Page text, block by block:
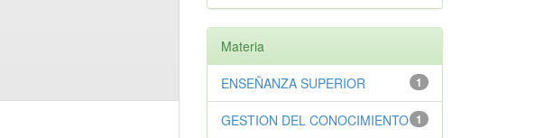
Materia
1
ENSEÑANZA SUPERIOR
1
GESTION DEL CONOCIMIENTO